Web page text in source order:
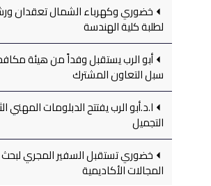
خضوري وكهرباء الشمال تعقدان
لطلبة كلية الهندسة
أبو الرب يستقبل وفداً من هيئة
سبل التعاون المشترك
ا.د.أبو الرب يفتتح الدبلومات المهني
التجميل
خضوري تستقبل السفير المجري
المجالات الأكاديمية